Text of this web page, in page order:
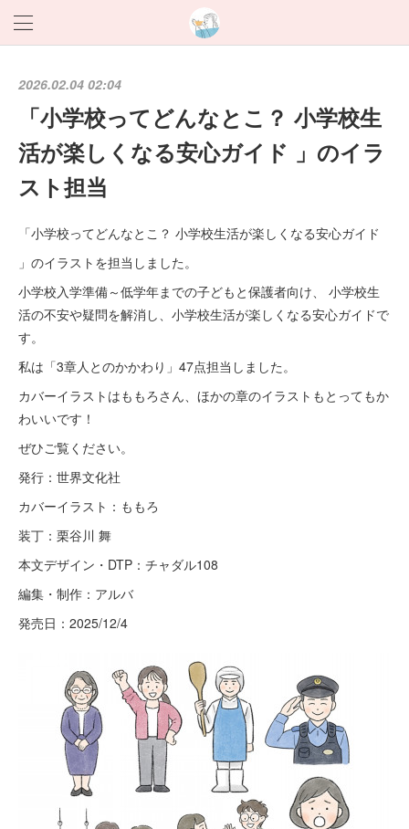
2026.02.04 02:04
「小学校ってどんなとこ？ 小学校生
活が楽しくなる安心ガイド 」のイラ
スト担当
「小学校ってどんなとこ？ 小学校生活が楽しくなる安心ガイド
」のイラストを担当しました。
小学校入学準備～低学年までの子どもと保護者向け、 小学校生
活の不安や疑問を解消し、小学校生活が楽しくなる安心ガイドで
す。
私は「3章人とのかかわり」47点担当しました。
カバーイラストはももろさん、ほかの章のイラストもとってもか
わいいです！
ぜひご覧ください。
発行：世界文化社
カバーイラスト：ももろ
装丁：栗谷川 舞
本文デザイン・DTP：チャダル108
編集・制作：アルバ
発売日：2025/12/4